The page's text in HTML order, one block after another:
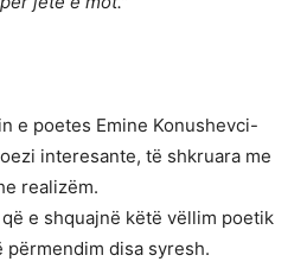
e poetes Emine Konushevci-
interesante, të shkruara me
realizëm.
e shquajnë këtë vëllim poetik
përmendim disa syresh.